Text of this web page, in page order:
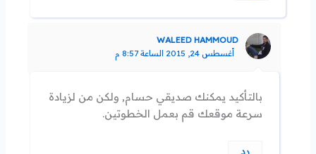
WALEED HAMMOUD
أغسطس 24, 2015 الساعة 8:57 م
بالتأكيد يمكنك صديقي حسام, ولكن من لزيادة
سرعة موقعك قم بعمل الخطوتين.
رد